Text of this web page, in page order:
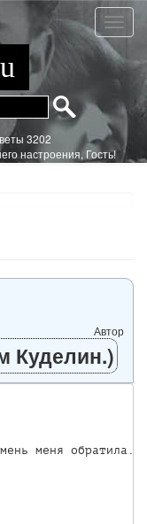
3202
настроения, Гость!
Автор
Куделин.)
меня обратила.